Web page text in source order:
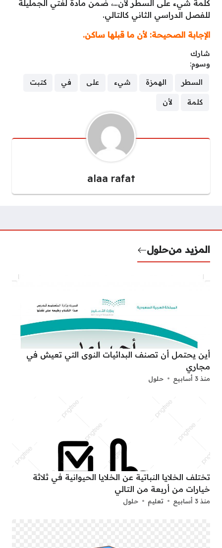
كلمة شيء على السطر لأن…، ضمن مادة لغتي الجمليلة
للفصل الدراسي الثاني كالتالي.
الإجابة الصحيحة: لأن ما قبلها ساكن.
شارك
وسوم:
السطر الهمزة شيء على في كتبت
كلمة لأن
alaa rafat
المزيد منحلول
أين يحتمل أن تصنف البدائيات النوى التي تعيش في
مجاري
منذ 3 أسابيع حلول
تختلف الخلايا النباتية عن الخلايا الحيوانية في ثلاثة
خيارات من أربعة من التالي
منذ 3 أسابيع تعليم حلول